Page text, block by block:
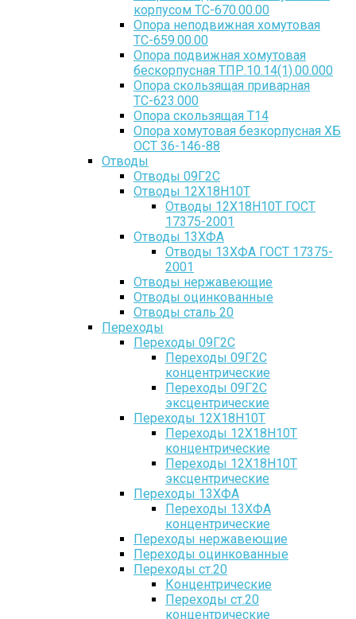
корпусом ТС-670.00.00
Опора неподвижная хомутовая
ТС-659.00.00
Опора подвижная хомутовая
бескорпусная ТПР.10.14(1).00.000
Опора скользящая приварная
ТС-623.000
Опора скользящая Т14
Опора хомутовая безкорпусная ХБ
ОСТ 36-146-88
Отводы
Отводы 09Г2С
Отводы 12Х18Н10Т
Отводы 12Х18Н10Т ГОСТ
17375-2001
Отводы 13ХФА
Отводы 13ХФА ГОСТ 17375-
2001
Отводы нержавеющие
Отводы оцинкованные
Отводы сталь 20
Переходы
Переходы 09Г2С
Переходы 09Г2С
концентрические
Переходы 09Г2С
эксцентрические
Переходы 12Х18Н10Т
Переходы 12Х18Н10Т
концентрические
Переходы 12Х18Н10Т
эксцентрические
Переходы 13ХФА
Переходы 13ХФА
концентрические
Переходы нержавеющие
Переходы оцинкованные
Переходы ст.20
Концентрические
Переходы ст.20
концентрические